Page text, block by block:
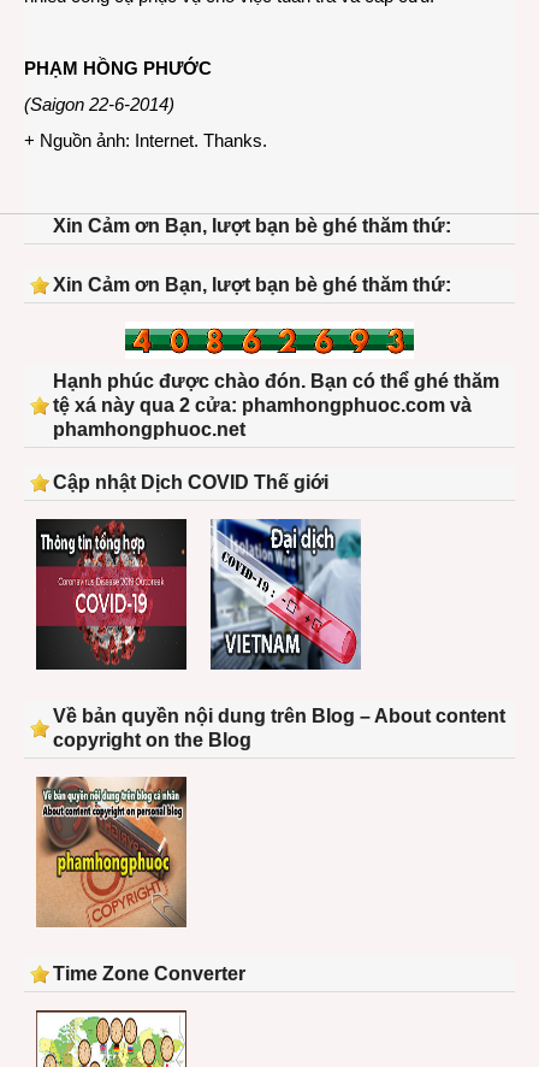
PHẠM HỒNG PHƯỚC
(Saigon 22-6-2014)
+ Nguồn ảnh: Internet. Thanks.
Xin Cảm ơn Bạn, lượt bạn bè ghé thăm thứ:
Xin Cảm ơn Bạn, lượt bạn bè ghé thăm thứ:
Hạnh phúc được chào đón. Bạn có thể ghé thăm
tệ xá này qua 2 cửa: phamhongphuoc.com và
phamhongphuoc.net
Cập nhật Dịch COVID Thế giới
Về bản quyền nội dung trên Blog – About content
copyright on the Blog
Time Zone Converter